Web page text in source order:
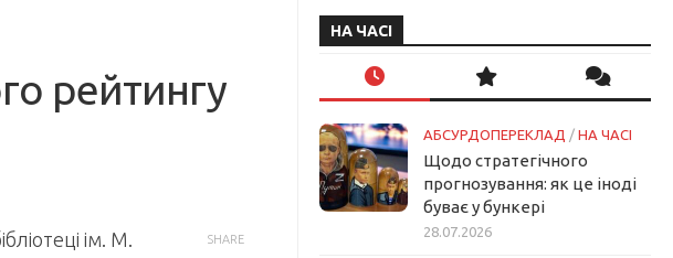
рейтингу
ім. М.
SHARE
НА ЧАСІ
АБСУРДОПЕРЕКЛАД / НА ЧАСІ
Щодо стратегічного
прогнозування: як це іноді
буває у бункері
28.07.2026